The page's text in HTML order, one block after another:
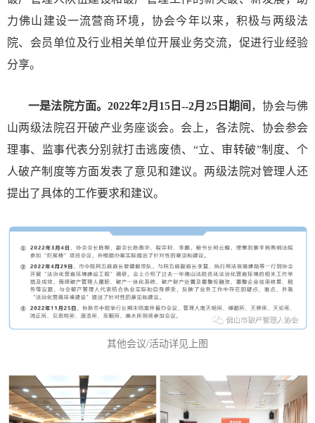
力佛山建设一流营商环境，协会今年以来，积极与两级法
院、会员单位及行业相关单位开展业务交流，促进行业经验
分享。
一是法院方面。2022年2月15日--2月25日期间 ，协会与佛
山两级法院召开破产业务座谈会。会上，各法院、协会参会
理事、监事代表分别就打击逃废债、“立、审转破”制度、个
人破产制度等方面发表了意见和建议。两级法院对管理人还
提出了具体的工作要求和建议。
其他会议/活动详见上图